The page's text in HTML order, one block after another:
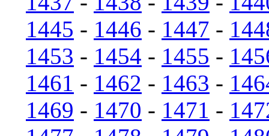
1445 - 1446 - 1447 -
1453 - 1454 - 1455 -
1461 - 1462 - 1463 -
1469 - 1470 - 1471 -